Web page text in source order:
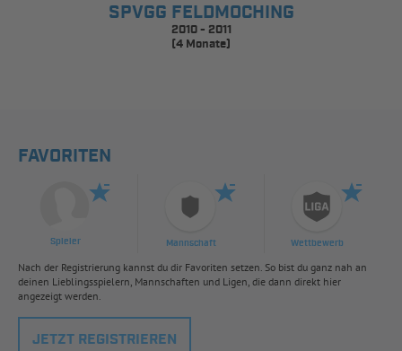
SPVGG FELDMOCHING
2010 - 2011
(4 Monate)
FAVORITEN
Spieler Mannschaft Wettbewerb
Nach der Registrierung kannst du dir Favoriten setzen. So bist du ganz nah an
deinen Lieblingsspielern, Mannschaften und Ligen, die dann direkt hier
angezeigt werden.
JETZT REGISTRIEREN